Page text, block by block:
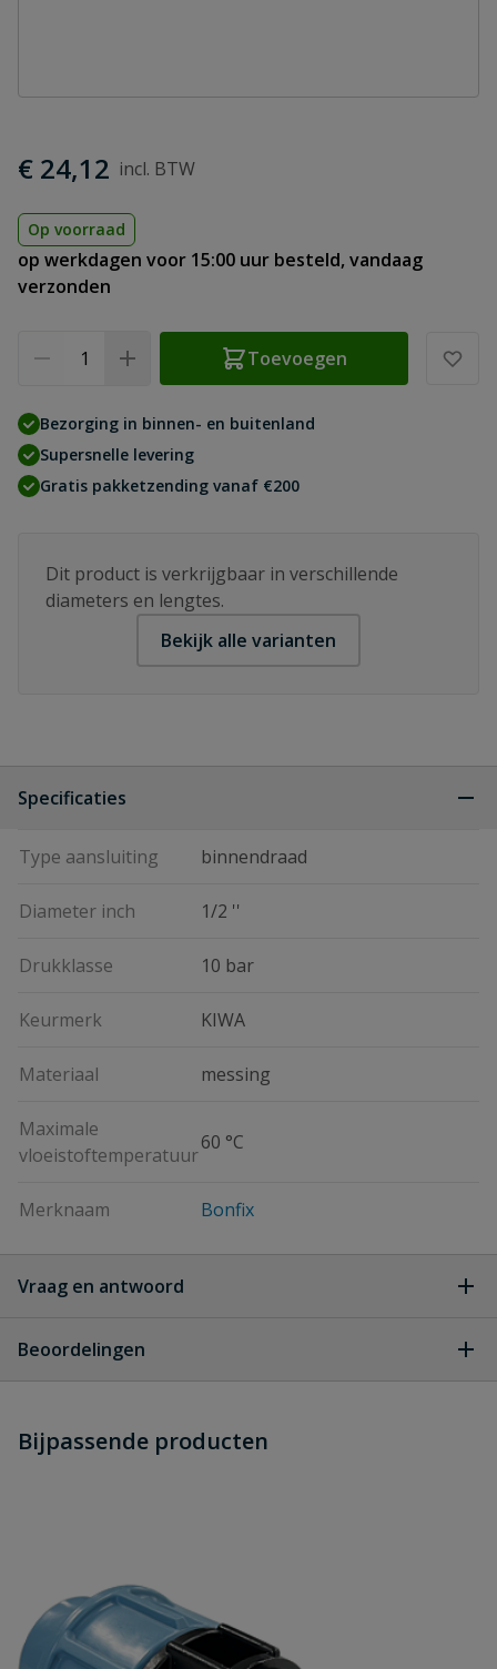
€ 24,12
Op voorraad
op werkdagen voor 15:00 uur besteld, vandaag
verzonden
Toevoegen
Bezorging in binnen- en buitenland
Supersnelle levering
Gratis pakketzending vanaf €200
Dit product is verkrijgbaar in verschillende
diameters en lengtes.
Bekijk alle varianten
Specificaties
Type aansluiting binnendraad
Diameter inch 1/2 ''
Drukklasse 10 bar
Keurmerk KIWA
Materiaal messing
Maximale
vloeistoftemperatuur
60 °C
Merknaam Bonfix
Vraag en antwoord
dit product?
Beoordelingen
Schrijf zelf een beoordeling
Bijpassende producten